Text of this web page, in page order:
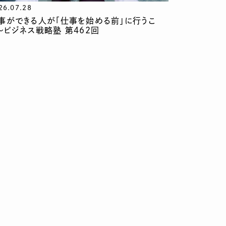
ができる人が「仕事を始める前」に行うこ
ビジネス戦略塾 第462回